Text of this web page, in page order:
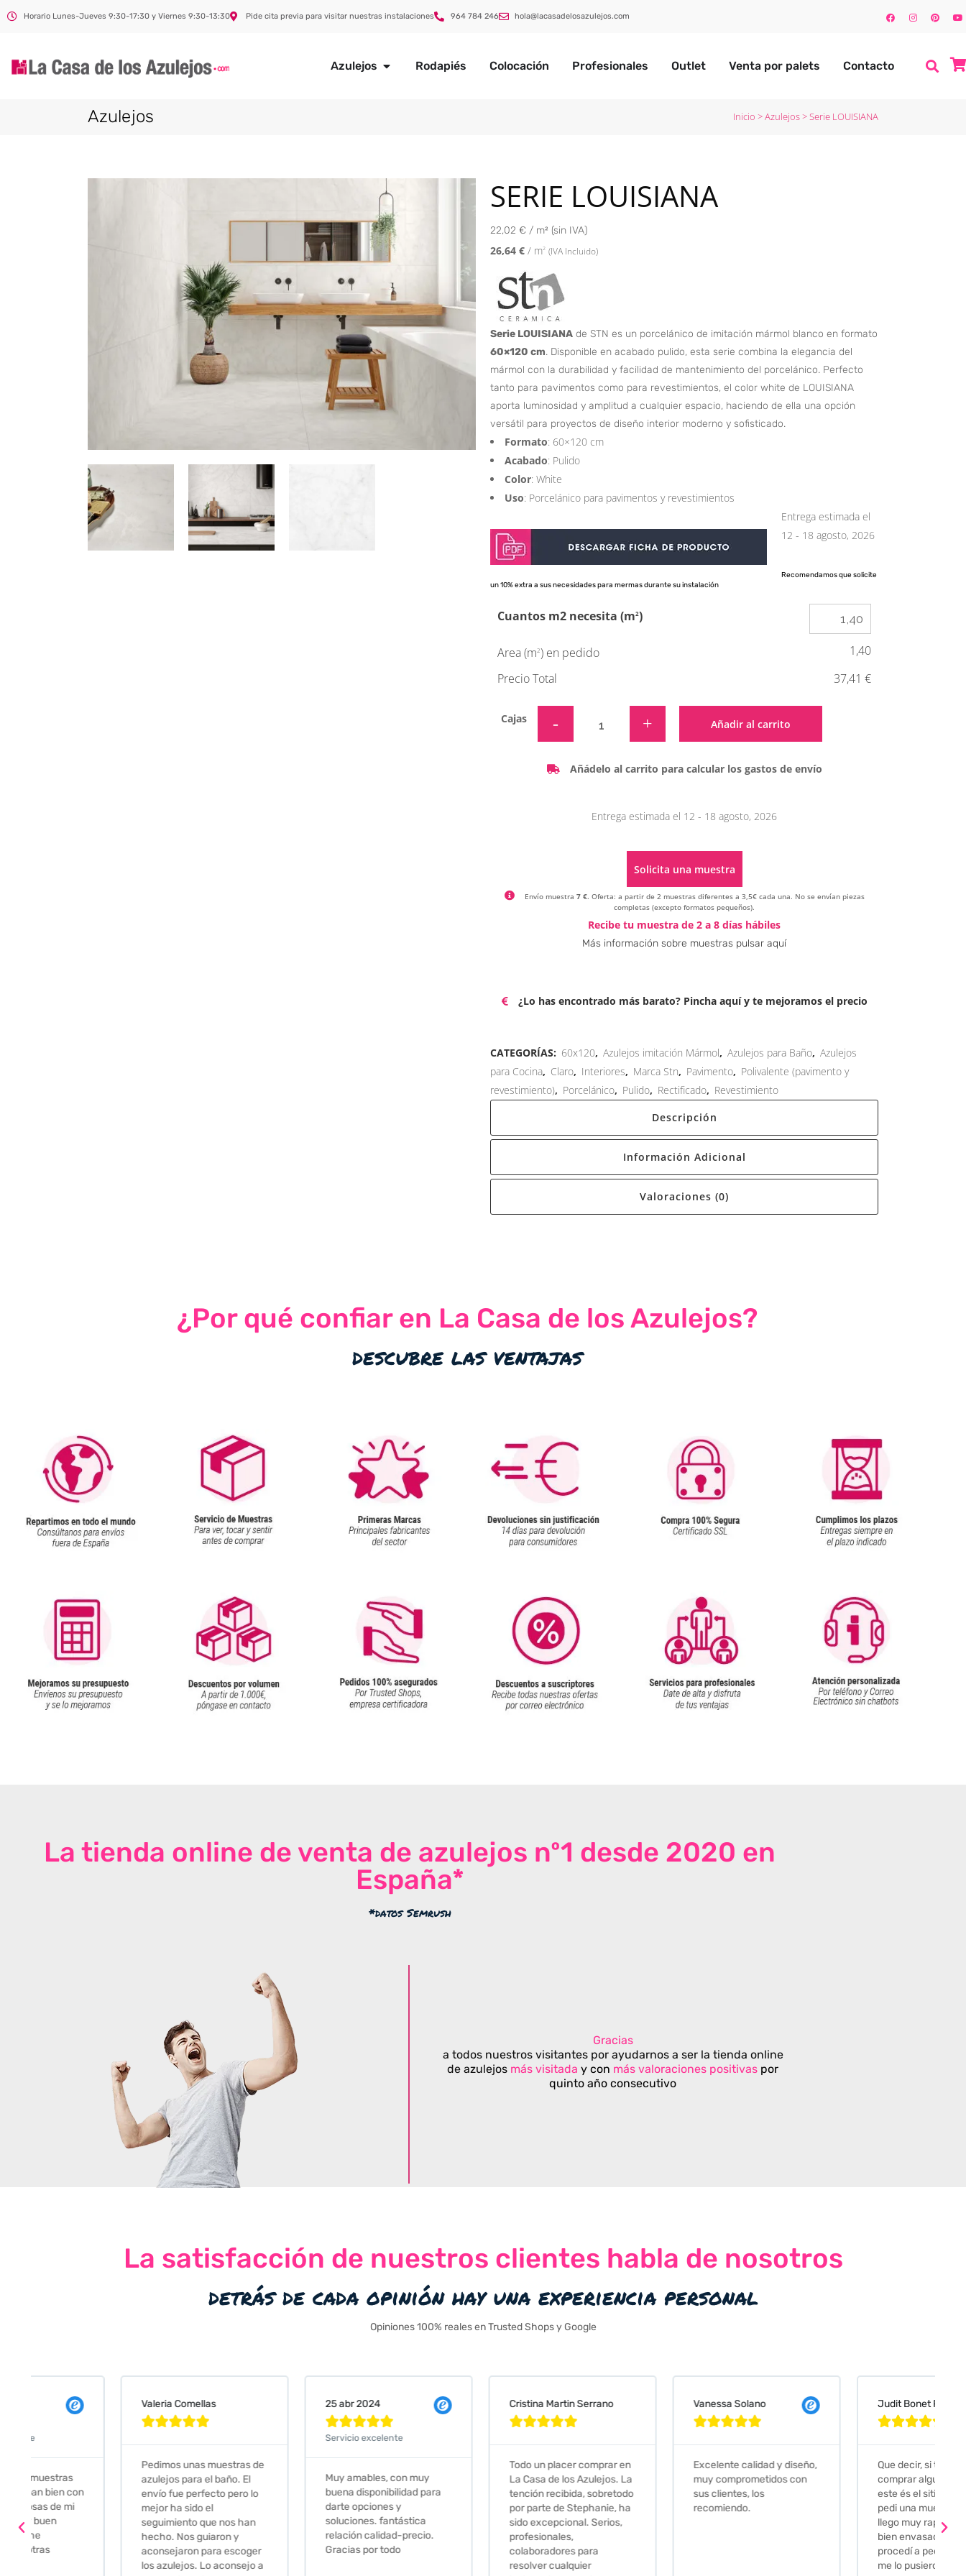
Horario Lunes-Jueves 9:30-17:30 y Viernes 9:30-13:30 Pide cita previa para visitar nuestras instalaciones 964 784 246 hola@lacasadelosazulejos.com
Azulejos Rodapiés Colocación Profesionales Outlet Venta por palets Contacto
Azulejos Inicio >Azulejos>Serie LOUISIANA
SERIE LOUISIANA
22,02 € / m² (sin IVA)
26,64 € / m2 (IVA Incluido)
Serie LOUISIANA de STN es un porcelánico de imitación mármol blanco en formato
60×120 cm. Disponible en acabado pulido, esta serie combina la elegancia del
mármol con la durabilidad y facilidad de mantenimiento del porcelánico. Perfecto
tanto para pavimentos como para revestimientos, el color white de LOUISIANA
aporta luminosidad y amplitud a cualquier espacio, haciendo de ella una opción
versátil para proyectos de diseño interior moderno y sofisticado.
Formato: 60×120 cm
Acabado: Pulido
Color: White
Uso: Porcelánico para pavimentos y revestimientos
Entrega estimada el
12 - 18 agosto, 2026
Recomendamos que solicite
un 10% extra a sus necesidades para mermas durante su instalación
Cuantos m2 necesita (m2)
Area (m2) en pedido
1,40
Precio Total
37,41 €
Cajas Añadir al carrito
Añádelo al carrito para calcular los gastos de envío
Entrega estimada el 12 - 18 agosto, 2026
Solicita una muestra
Envío muestra 7 €. Oferta: a partir de 2 muestras diferentes a 3,5€ cada una. No se envían piezas
completas (excepto formatos pequeños).
Alternative:
Recibe tu muestra de 2 a 8 días hábiles
Más información sobre muestras pulsar aquí
¿Lo has encontrado más barato? Pincha aquí y te mejoramos el precio
CATEGORÍAS: 60x120, Azulejos imitación Mármol, Azulejos para Baño, Azulejos
para Cocina, Claro, Interiores, Marca Stn, Pavimento, Polivalente (pavimento y
revestimiento), Porcelánico, Pulido, Rectificado, Revestimiento
Descripción
Información Adicional
Valoraciones (0)
¿Por qué confiar en La Casa de los Azulejos?
descubre las ventajas
La tienda online de venta de azulejos nº1 desde 2020 en
España*
*datos Semrush
Gracias
a todos nuestros visitantes por ayudarnos a ser la tienda online
de azulejos más visitada y con más valoraciones positivas por
quinto año consecutivo
La satisfacción de nuestros clientes habla de nosotros
detrás de cada opinión hay una experiencia personal
Opiniones 100% reales en Trusted Shops y Google
Valeria Comellas
Pedimos unas muestras de
azulejos para el baño. El
envío fue perfecto pero lo
mejor ha sido el
seguimiento que nos han
hecho. Nos guiaron y
aconsejaron para escoger
los azulejos. Lo aconsejo a
Muy amables, con muy
buena disponibilidad para
soluciones. fantástica
relación calidad-precio.
Gracias por todo
Cristina Martin Serrano
Todo un placer comprar en
La Casa de los Azulejos. La
tención recibida, sobretodo
por parte de Stephanie, ha
sido excepcional. Serios,
profesionales,
Vanessa Solano
Excelente calidad y diseño,
muy comprometidos con
sus clientes, los
recomiendo.
Judit Bonet Pardell
Que decir, si teneis que
comprar alguna baldosa
este és el sitio indicado! Yo
pedi una muestra y me
llego muy rapidoy super
bien envasada. Luego
procedí a pedirlas todas y
me lo pusieron muy facil.